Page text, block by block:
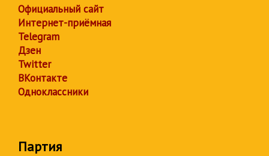
Официальный сайт
Интернет-приёмная
Telegram
Дзен
Twitter
ВКонтакте
Одноклассники
Партия